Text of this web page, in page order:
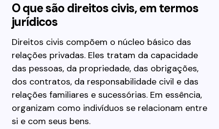
O que são direitos civis, em termos
jurídicos
Direitos civis compõem o núcleo básico das
relações privadas. Eles tratam da capacidade
das pessoas, da propriedade, das obrigações,
dos contratos, da responsabilidade civil e das
relações familiares e sucessórias. Em essência,
organizam como indivíduos se relacionam entre
si e com seus bens.